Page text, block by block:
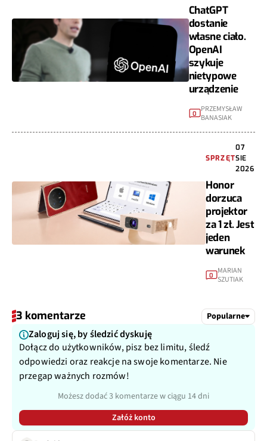
ChatGPT
dostanie
własne ciało.
OpenAI
szykuje
nietypowe
urządzenie
0 PRZEMYSŁAW
BANASIAK
SPRZĘT
07
SIE
2026
Honor
dorzuca
projektor
za 1 zł. Jest
jeden
warunek
0
MARIAN
SZUTIAK
3 komentarze Popularne
Zaloguj się, by śledzić dyskuję
Dołącz do użytkowników, pisz bez limitu, śledź
odpowiedzi oraz reakcje na swoje komentarze. Nie
przegap ważnych rozmów!
Możesz dodać 3 komentarze w ciągu 14 dni
Załóż konto